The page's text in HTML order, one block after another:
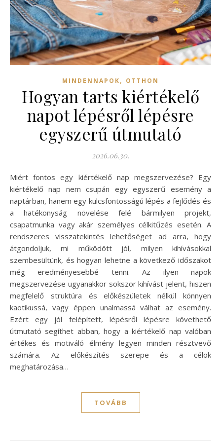
MINDENNAPOK, OTTHON
Hogyan tarts kiértékelő
napot lépésről lépésre
egyszerű útmutató
2026.06.30.
Miért fontos egy kiértékelő nap megszervezése? Egy
kiértékelő nap nem csupán egy egyszerű esemény a
naptárban, hanem egy kulcsfontosságú lépés a fejlődés és
a hatékonyság növelése felé bármilyen projekt,
csapatmunka vagy akár személyes célkitűzés esetén. A
rendszeres visszatekintés lehetőséget ad arra, hogy
átgondoljuk, mi működött jól, milyen kihívásokkal
szembesültünk, és hogyan lehetne a következő időszakot
még eredményesebbé tenni. Az ilyen napok
megszervezése ugyanakkor sokszor kihívást jelent, hiszen
megfelelő struktúra és előkészületek nélkül könnyen
kaotikussá, vagy éppen unalmassá válhat az esemény.
Ezért egy jól felépített, lépésről lépésre követhető
útmutató segíthet abban, hogy a kiértékelő nap valóban
értékes és motiváló élmény legyen minden résztvevő
számára. Az előkészítés szerepe és a célok
meghatározása…
TOVÁBB